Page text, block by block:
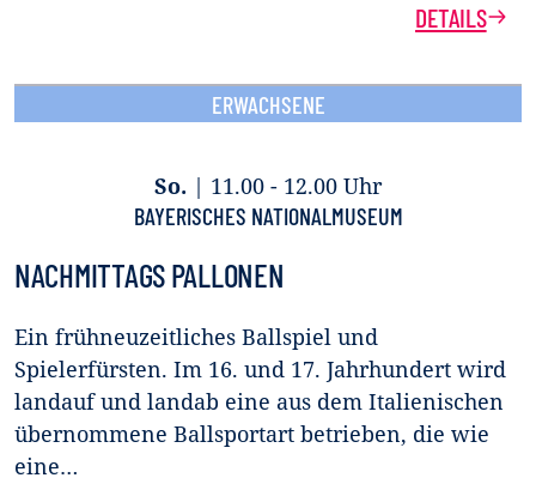
DETAILS
ERWACHSENE
So. | 11.00 - 12.00 Uhr
BAYERISCHES NATIONALMUSEUM
NACHMITTAGS PALLONEN
Ein frühneuzeitliches Ballspiel und
Spielerfürsten. Im 16. und 17. Jahrhundert wird
landauf und landab eine aus dem Italienischen
übernommene Ballsportart betrieben, die wie
eine…